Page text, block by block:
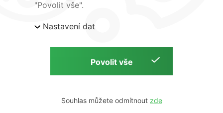
| ARTlighting.cz, Komenského 427 Újezd u Brna, 664
Copyright © 2026 | ARTlighting.cz | by
"Povolit vše".
Nastavení dat
Souhlas můžete odmítnout